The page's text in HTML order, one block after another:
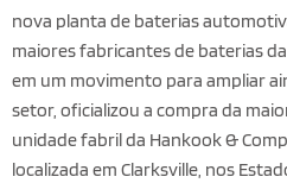
nova planta de baterias
maiores fabricantes de baterias
em um movimento para ampliar
setor, oficializou a compra da
unidade fabril da Hankook &
localizada em Clarksville, nos